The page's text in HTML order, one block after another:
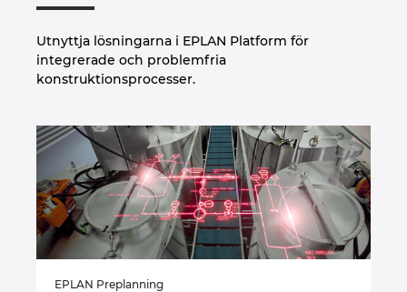
Utnyttja lösningarna i EPLAN Platform för
integrerade och problemfria
konstruktionsprocesser.
EPLAN Preplanning